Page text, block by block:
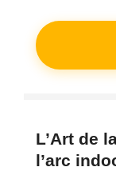
L’Art de
l’arc